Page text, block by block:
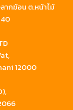
ากฆ้อน ต.หน้าไม้
12000